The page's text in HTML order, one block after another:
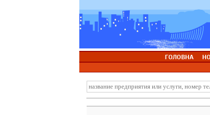
ГОЛОВНА